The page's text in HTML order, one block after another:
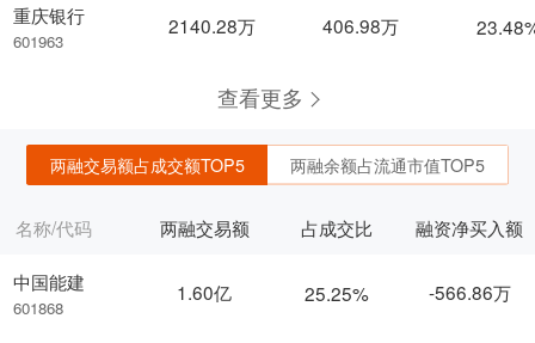
重庆银行
601963
2140.28万 406.98万
查看更多
两融交易额占成交额TOP5 两融余额占流通市值TOP5
名称/代码
中国能建
601868
两融交易额 占成交比 融资净买入额
1.60亿 25.25% -566.86万